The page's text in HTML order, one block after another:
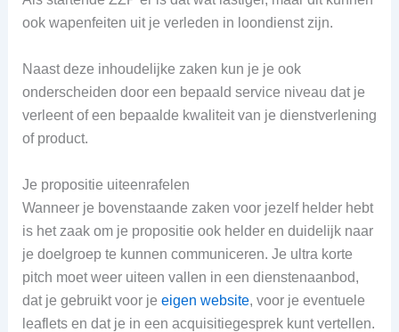
ook wapenfeiten uit je verleden in loondienst zijn.
Naast deze inhoudelijke zaken kun je je ook
onderscheiden door een bepaald service niveau dat je
verleent of een bepaalde kwaliteit van je dienstverlening
of product.
Je propositie uiteenrafelen
Wanneer je bovenstaande zaken voor jezelf helder hebt
is het zaak om je propositie ook helder en duidelijk naar
je doelgroep te kunnen communiceren. Je ultra korte
pitch moet weer uiteen vallen in een dienstenaanbod,
dat je gebruikt voor je eigen website, voor je eventuele
leaflets en dat je in een acquisitiegesprek kunt vertellen.